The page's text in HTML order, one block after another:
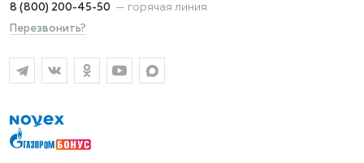
8 (800) 200-45-50 — горячая линия
Перезвонить?